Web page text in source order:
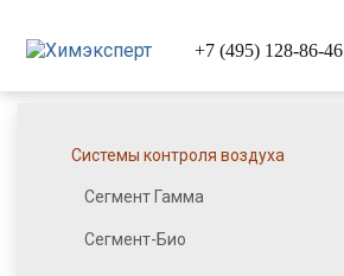
+7 (495) 128-86-46
Системы контроля воздуха
Сегмент Гамма
Сегмент-Био